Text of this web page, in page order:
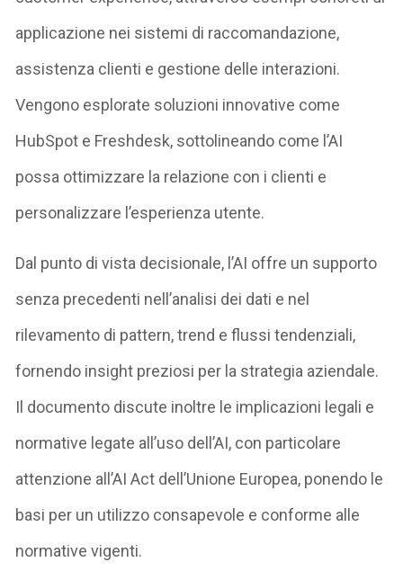
applicazione nei sistemi di raccomandazione,
assistenza clienti e gestione delle interazioni.
Vengono esplorate soluzioni innovative come
HubSpot e Freshdesk, sottolineando come l’AI
possa ottimizzare la relazione con i clienti e
personalizzare l’esperienza utente.
Dal punto di vista decisionale, l’AI offre un supporto
senza precedenti nell’analisi dei dati e nel
rilevamento di pattern, trend e flussi tendenziali,
fornendo insight preziosi per la strategia aziendale.
Il documento discute inoltre le implicazioni legali e
normative legate all’uso dell’AI, con particolare
attenzione all’AI Act dell’Unione Europea, ponendo le
basi per un utilizzo consapevole e conforme alle
normative vigenti.